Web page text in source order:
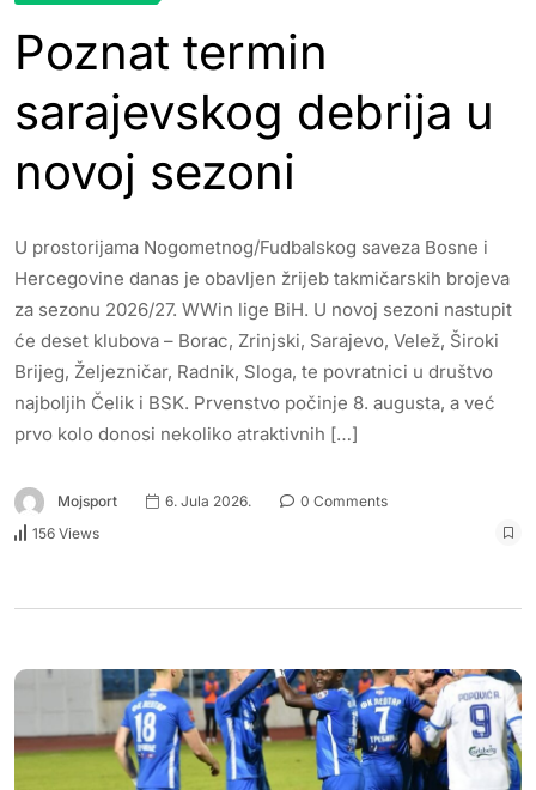
Poznat termin
sarajevskog debrija u
novoj sezoni
U prostorijama Nogometnog/Fudbalskog saveza Bosne i
Hercegovine danas je obavljen žrijeb takmičarskih brojeva
za sezonu 2026/27. WWin lige BiH. U novoj sezoni nastupit
će deset klubova – Borac, Zrinjski, Sarajevo, Velež, Široki
Brijeg, Željezničar, Radnik, Sloga, te povratnici u društvo
najboljih Čelik i BSK. Prvenstvo počinje 8. augusta, a već
prvo kolo donosi nekoliko atraktivnih […]
Mojsport 6. Jula 2026.
0 Comments
156 Views